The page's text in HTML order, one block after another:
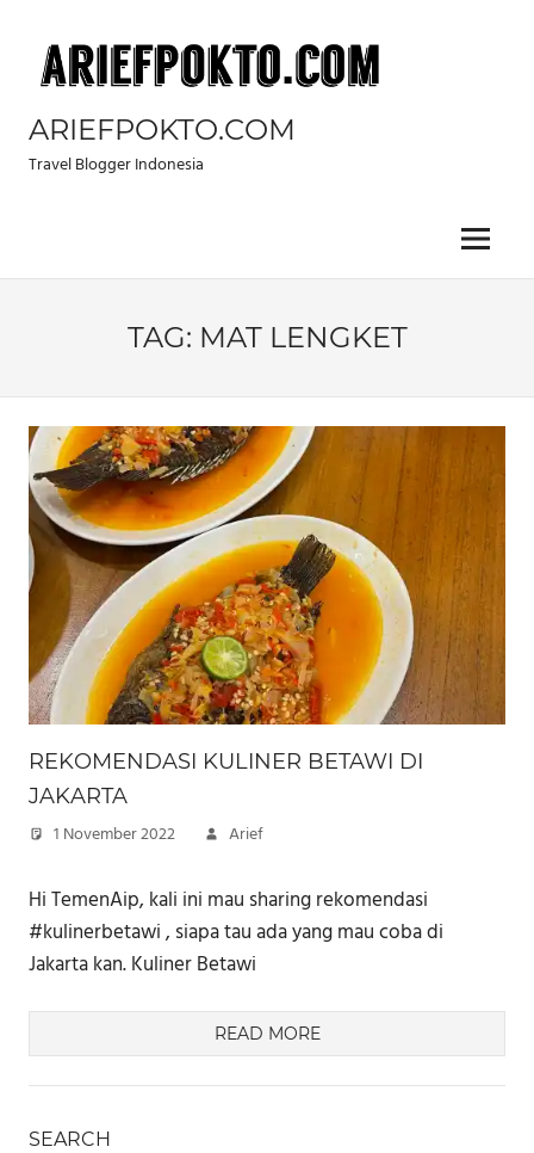
content
ARIEFPOKTO.COM
Travel Blogger Indonesia
Menu
TAG: MAT LENGKET
REKOMENDASI KULINER BETAWI DI
JAKARTA
1 November 2022 Arief
Hi TemenAip, kali ini mau sharing rekomendasi
#kulinerbetawi , siapa tau ada yang mau coba di
Jakarta⁣⁣ kan. Kuliner Betawi
READ MORE
SEARCH